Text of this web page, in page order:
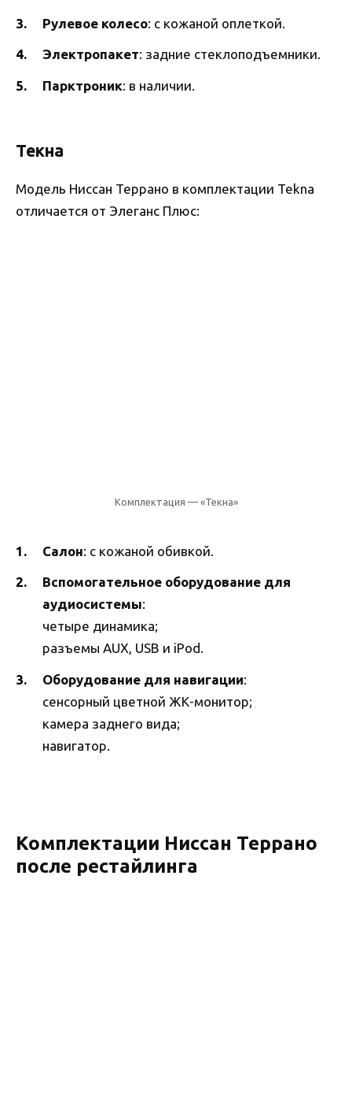
Рулевое колесо: с кожаной оплеткой.
Электропакет: задние стеклоподъемники.
Парктроник: в наличии.
Текна
Модель Ниссан Террано в комплектации Tekna
отличается от Элеганс Плюс:
Комплектация — «Текна»
Салон: с кожаной обивкой.
Вспомогательное оборудование для
аудиосистемы:
четыре динамика;
разъемы AUX, USB и iPod.
Оборудование для навигации:
сенсорный цветной ЖК-монитор;
камера заднего вида;
навигатор.
Комплектации Ниссан Террано
после рестайлинга